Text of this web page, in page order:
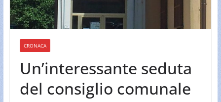
CRONACA
Un’interessante seduta
del consiglio comunale